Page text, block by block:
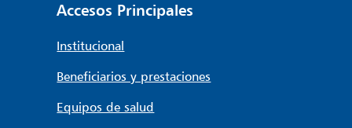
Accesos Principales
Institucional
Beneficiarios y prestaciones
Equipos de salud